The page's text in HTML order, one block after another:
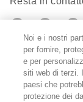
https://
Impostazioni
FR IT
Noi e i nostri
per fornire,
e per
siti web di terzi.
paesi che
protezione dei